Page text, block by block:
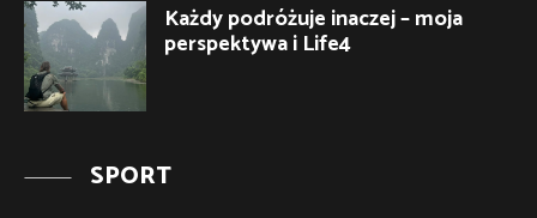
Każdy podróżuje inaczej – moja
perspektywa i Life4
SPORT